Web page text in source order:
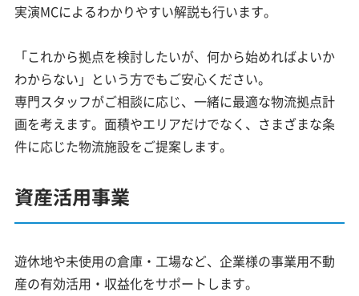
実演MCによるわかりやすい解説も行います。
「これから拠点を検討したいが、何から始めればよいか
わからない」という方でもご安心ください。
専門スタッフがご相談に応じ、一緒に最適な物流拠点計
画を考えます。面積やエリアだけでなく、さまざまな条
件に応じた物流施設をご提案します。
資産活用事業
遊休地や未使用の倉庫・工場など、企業様の事業用不動
産の有効活用・収益化をサポートします。